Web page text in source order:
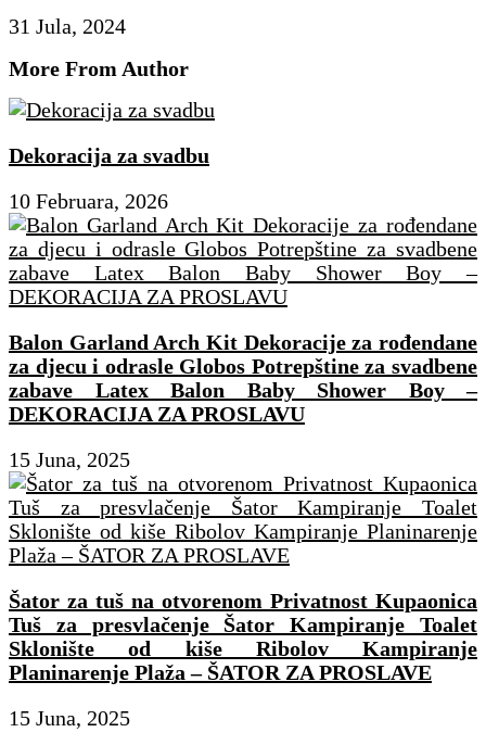
31 Jula, 2024
More From Author
Dekoracija za svadbu
10 Februara, 2026
Balon Garland Arch Kit Dekoracije za rođendane
za djecu i odrasle Globos Potrepštine za svadbene
zabave Latex Balon Baby Shower Boy –
DEKORACIJA ZA PROSLAVU
15 Juna, 2025
Šator za tuš na otvorenom Privatnost Kupaonica
Tuš za presvlačenje Šator Kampiranje Toalet
Sklonište od kiše Ribolov Kampiranje
Planinarenje Plaža – ŠATOR ZA PROSLAVE
15 Juna, 2025